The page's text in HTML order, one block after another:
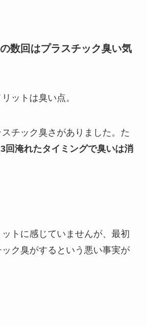
数回はプラスチック臭い気
ットは臭い点。
チック臭さがありました。た
回淹れたタイミングで臭いは消
トに感じていませんが、最初
ク臭がするという悪い事実が